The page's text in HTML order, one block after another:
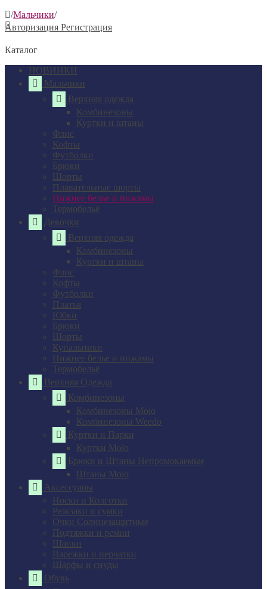
/Мальчики/
Авторизация Регистрация
Каталог
НОВИНКИ
Мальчики
Верхняя одежда
Комбинезоны
Куртки и штаны
Флис
Кофты
Футболки
Брюки
Шорты
Плавательные шорты
Нижнее белье и пижамы
Термобельё
Девочки
Верхняя одежда
Комбинезоны
Куртки и штаны
Флис
Кофты
Футболки
Платья
Юбки
Брюки
Шорты
Купальники
Нижнее белье и пижамы
Термобельё
Верхняя Одежда
Комбинезоны
Комбинезоны Molo
Комбинезоны Weedo
Куртки и Парки
Куртки Molo
Брюки и Штаны Непромокаемые
Штаны Molo
Аксессуары
Носки и Колготки
Рюкзаки и сумки
Очки Солнцезащитные
Подтяжки и ремни
Шапки
Варежки и перчатки
Шарфы и снуды
Обувь